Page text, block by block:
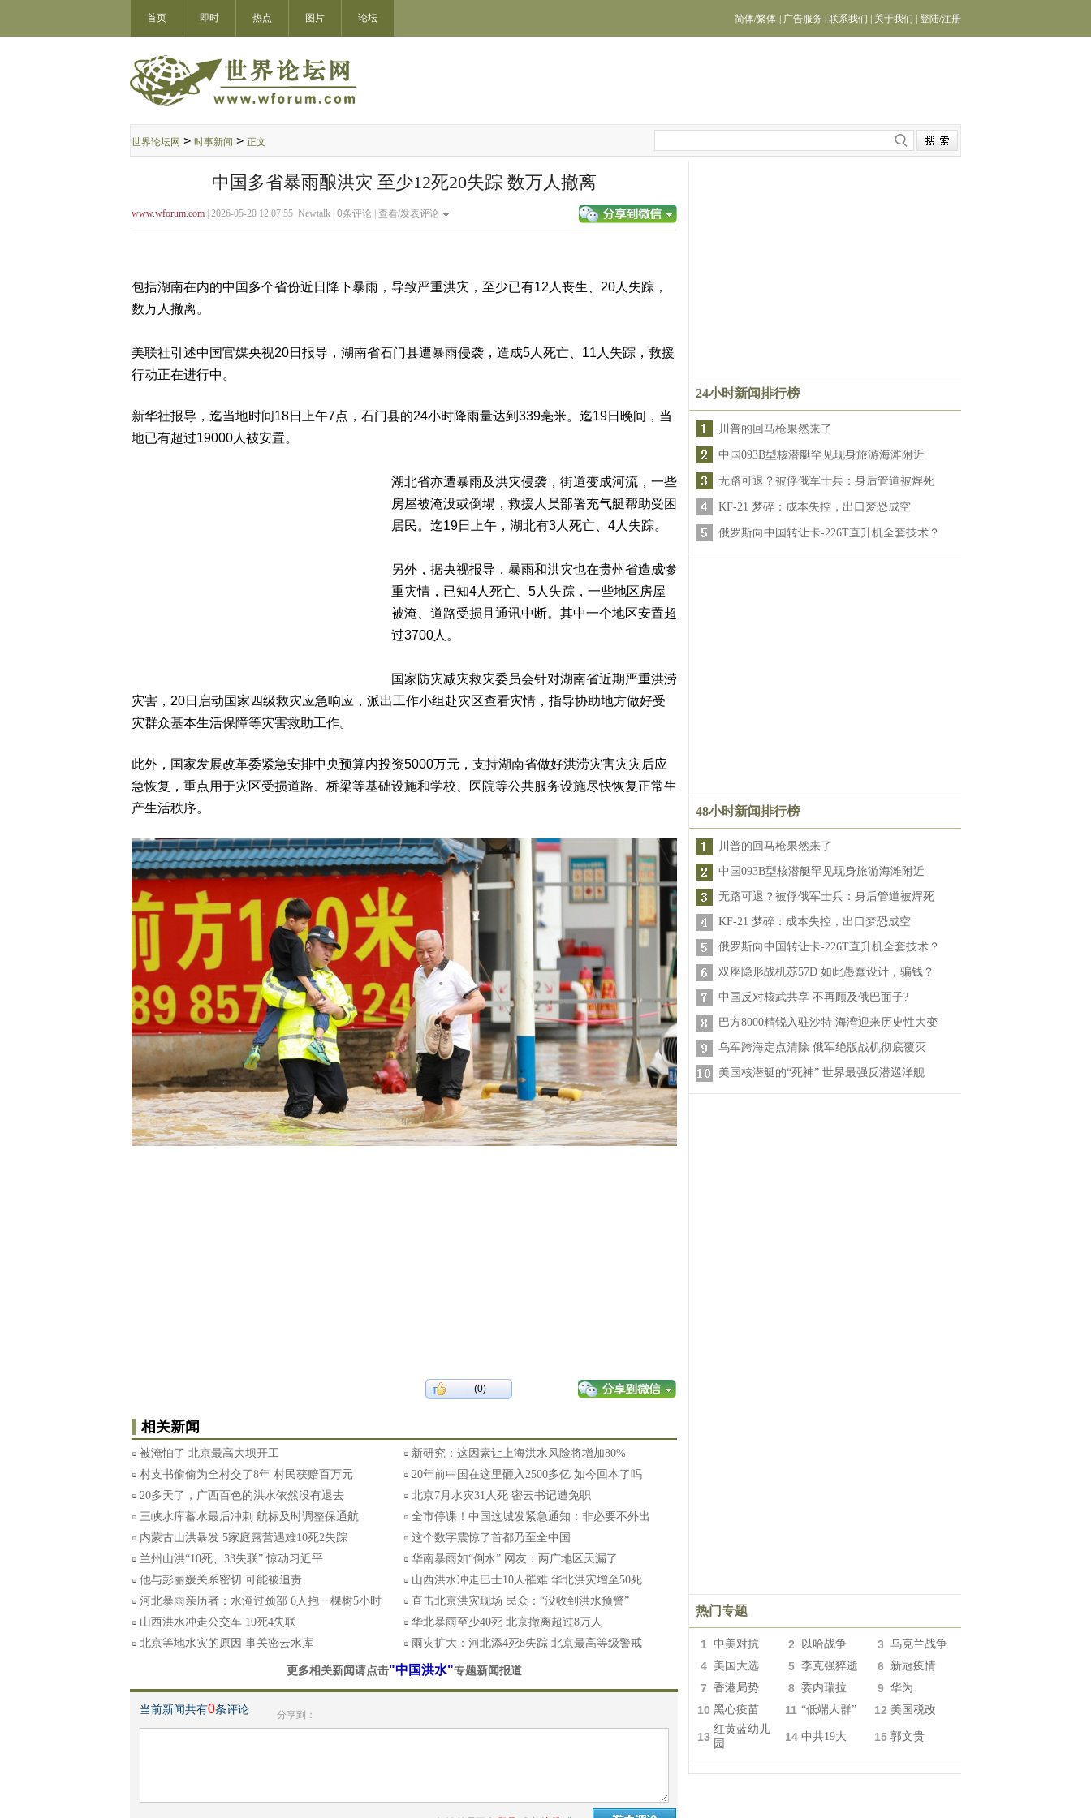
首页 即时 热点 图片 论坛 简体/繁体 广告服务 联系我们 关于我们 登陆/注册
世界论坛网 > 时事新闻 > 正文
中国多省暴雨酿洪灾 至少12死20失踪 数万人撤离
www.wforum.com | 2026-05-20 12:07:55 Newtalk | 0条评论 | 查看/发表评论
包括湖南在内的中国多个省份近日降下暴雨，导致严重洪灾，至少已有12人丧生、20人失踪，
数万人撤离。
美联社引述中国官媒央视20日报导，湖南省石门县遭暴雨侵袭，造成5人死亡、11人失踪，救援
行动正在进行中。
新华社报导，迄当地时间18日上午7点，石门县的24小时降雨量达到339毫米。迄19日晚间，当
地已有超过19000人被安置。
湖北省亦遭暴雨及洪灾侵袭，街道变成河流，一些
房屋被淹没或倒塌，救援人员部署充气艇帮助受困
居民。迄19日上午，湖北有3人死亡、4人失踪。
另外，据央视报导，暴雨和洪灾也在贵州省造成惨
重灾情，已知4人死亡、5人失踪，一些地区房屋
被淹、道路受损且通讯中断。其中一个地区安置超
过3700人。
国家防灾减灾救灾委员会针对湖南省近期严重洪涝
灾害，20日启动国家四级救灾应急响应，派出工作小组赴灾区查看灾情，指导协助地方做好受
灾群众基本生活保障等灾害救助工作。
此外，国家发展改革委紧急安排中央预算内投资5000万元，支持湖南省做好洪涝灾害灾灾后应
急恢复，重点用于灾区受损道路、桥梁等基础设施和学校、医院等公共服务设施尽快恢复正常生
产生活秩序。
(0)
相关新闻
被淹怕了 北京最高大坝开工
新研究：这因素让上海洪水风险将增加80%
村支书偷偷为全村交了8年 村民获赔百万元
20年前中国在这里砸入2500多亿 如今回本了吗
20多天了，广西百色的洪水依然没有退去
北京7月水灾31人死 密云书记遭免职
三峡水库蓄水最后冲刺 航标及时调整保通航
全市停课！中国这城发紧急通知：非必要不外出
内蒙古山洪暴发 5家庭露营遇难10死2失踪
这个数字震惊了首都乃至全中国
兰州山洪“10死、33失联” 惊动习近平
华南暴雨如“倒水” 网友：两广地区天漏了
他与彭丽媛关系密切 可能被追责
山西洪水冲走巴士10人罹难 华北洪灾增至50死
河北暴雨亲历者：水淹过颈部 6人抱一棵树5小时
直击北京洪灾现场 民众：“没收到洪水预警”
山西洪水冲走公交车 10死4失联
华北暴雨至少40死 北京撤离超过8万人
北京等地水灾的原因 事关密云水库
雨灾扩大：河北添4死8失踪 北京最高等级警戒
更多相关新闻请点击"中国洪水"专题新闻报道
当前新闻共有0条评论 分享到：
24小时新闻排行榜
川普的回马枪果然来了
中国093B型核潜艇罕见现身旅游海滩附近
无路可退？被俘俄军士兵：身后管道被焊死
KF-21 梦碎：成本失控，出口梦恐成空
俄罗斯向中国转让卡-226T直升机全套技术？
48小时新闻排行榜
川普的回马枪果然来了
中国093B型核潜艇罕见现身旅游海滩附近
无路可退？被俘俄军士兵：身后管道被焊死
KF-21 梦碎：成本失控，出口梦恐成空
俄罗斯向中国转让卡-226T直升机全套技术？
双座隐形战机苏57D 如此愚蠢设计，骗钱？
中国反对核武共享 不再顾及俄巴面子?
巴方8000精锐入驻沙特 海湾迎来历史性大变
乌军跨海定点清除 俄军绝版战机彻底覆灭
美国核潜艇的“死神” 世界最强反潜巡洋舰
热门专题
1 中美对抗 2 以哈战争 3 乌克兰战争
4 美国大选 5 李克强猝逝 6 新冠疫情
7 香港局势 8 委内瑞拉 9 华为
10 黑心疫苗 11 “低端人群” 12 美国税改
13
红黄蓝幼儿
园
14 中共19大 15 郭文贵